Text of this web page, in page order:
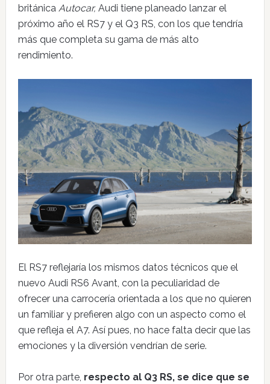
británica Autocar, Audi tiene planeado lanzar el
próximo año el RS7 y el Q3 RS, con los que tendría
más que completa su gama de más alto
rendimiento.
El RS7 reflejaría los mismos datos técnicos que el
nuevo Audi RS6 Avant, con la peculiaridad de
ofrecer una carrocería orientada a los que no quieren
un familiar y prefieren algo con un aspecto como el
que refleja el A7. Así pues, no hace falta decir que las
emociones y la diversión vendrían de serie.
Por otra parte, respecto al Q3 RS, se dice que se